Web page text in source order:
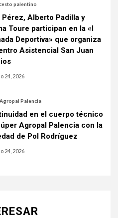
palentino
Pérez, Alberto Padilla y
Toure participan en la «I
Deportiva» que organiza
Asistencial San Juan
24, 2026
Palencia
en el cuerpo técnico
Agropal Palencia con la
de Pol Rodríguez
24, 2026